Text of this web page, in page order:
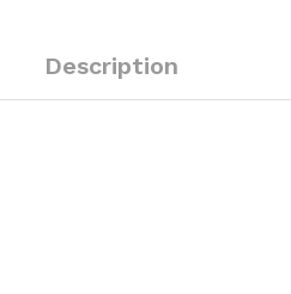
Description